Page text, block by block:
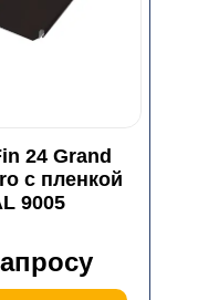
24 Grand
с пленкой
9005